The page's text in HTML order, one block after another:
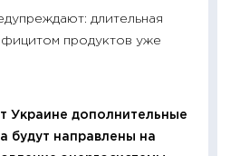
длительная
продуктов уже
Украине дополнительные
будут направлены на